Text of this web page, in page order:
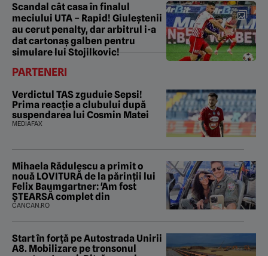
Scandal cât casa în finalul
meciului UTA – Rapid! Giuleștenii
au cerut penalty, dar arbitrul i-a
dat cartonaș galben pentru
simulare lui Stojilkovic!
PARTENERI
Verdictul TAS zguduie Sepsi!
Prima reacție a clubului după
suspendarea lui Cosmin Matei
MEDIAFAX
Mihaela Rădulescu a primit o
nouă LOVITURĂ de la părinții lui
Felix Baumgartner: 'Am fost
ȘTEARSĂ complet din
CANCAN.RO
Start în forță pe Autostrada Unirii
A8. Mobilizare pe tronsonul